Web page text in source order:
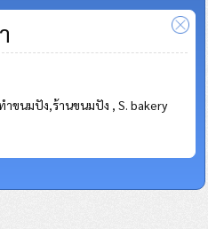
ำขนมปัง,ร้านขนมปัง , S. bakery